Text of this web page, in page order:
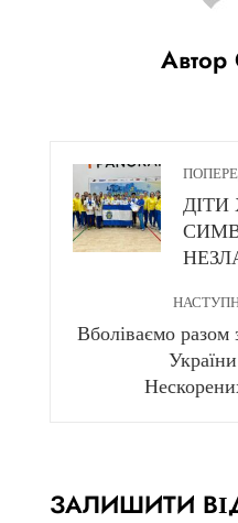
Автор
Вболіваємо разом
ЗАЛИШИТИ